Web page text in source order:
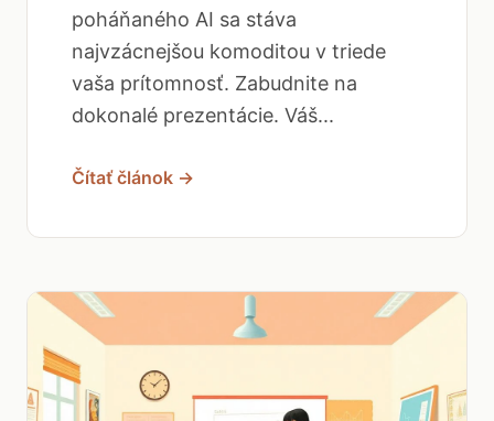
poháňaného AI sa stáva
najvzácnejšou komoditou v triede
vaša prítomnosť. Zabudnite na
dokonalé prezentácie. Váš...
Čítať článok →